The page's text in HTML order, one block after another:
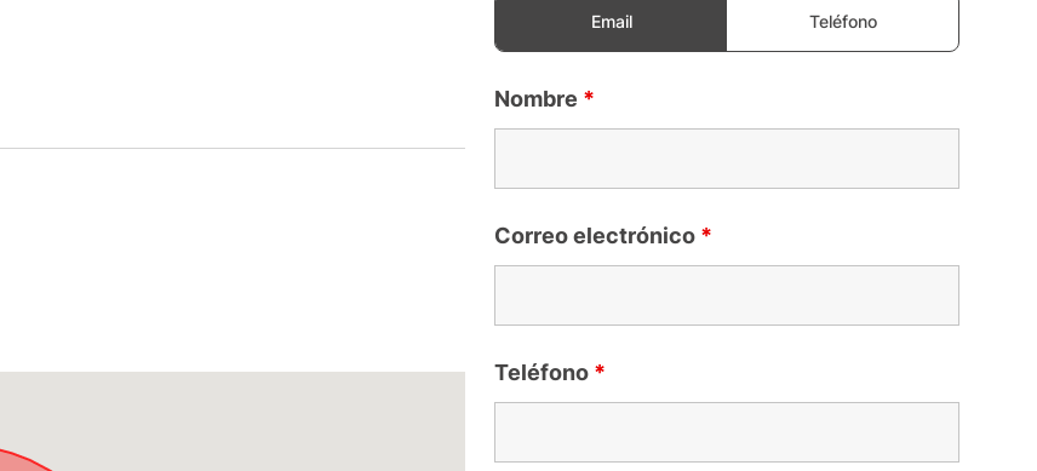
Email Teléfono
Nombre *
Correo electrónico *
Teléfono *